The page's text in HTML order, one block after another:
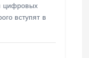
цифровых
вступят в